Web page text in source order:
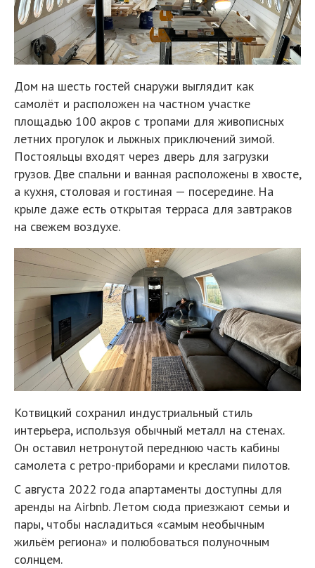
Дом на шесть гостей снаружи выглядит как
самолёт и расположен на частном участке
площадью 100 акров с тропами для живописных
летних прогулок и лыжных приключений зимой.
Постояльцы входят через дверь для загрузки
грузов. Две спальни и ванная расположены в хвосте,
а кухня, столовая и гостиная — посередине. На
крыле даже есть открытая терраса для завтраков
на свежем воздухе.
Котвицкий сохранил индустриальный стиль
интерьера, используя обычный металл на стенах.
Он оставил нетронутой переднюю часть кабины
самолета с ретро-приборами и креслами пилотов.
С августа 2022 года апартаменты доступны для
аренды на Airbnb. Летом сюда приезжают семьи и
пары, чтобы насладиться «самым необычным
жильём региона» и полюбоваться полуночным
солнцем.